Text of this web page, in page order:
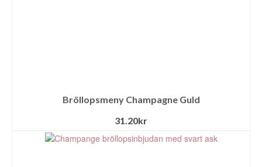
Bröllopsmeny Champagne Guld
31.20kr